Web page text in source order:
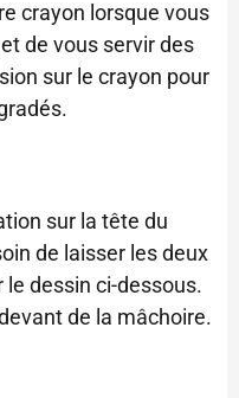
crayon lorsque vous
de vous servir des
sur le crayon pour
sur la tête du
de laisser les deux
dessin ci-dessous.
de la mâchoire.